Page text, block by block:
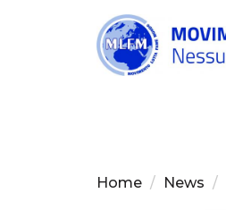
Salta al contenuto principale
Home News